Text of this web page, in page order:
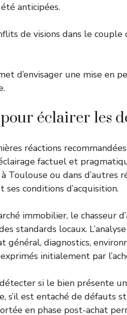
anticipées.
de visions dans le couple
d’envisager une mise en
éclairer les
réactions
factuel et
Toulouse ou dans d’autres
conditions d’acquisition.
immobilier, le chasseur
standards locaux.
général, diagnostics,
initialement par
si le bien présente
s’il est entaché de défauts
en phase post-achat